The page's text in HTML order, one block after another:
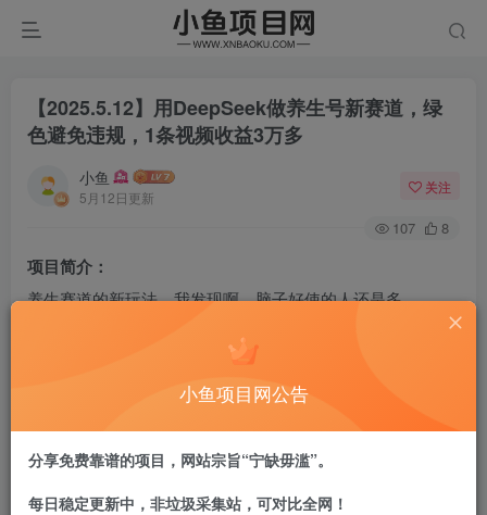
【2025.5.12】用DeepSeek做养生号新赛道，绿
色避免违规，1条视频收益3万多
小鱼
5月12日更新
关注
107 8
项目简介：
养生赛道的新玩法，我发现啊，脑子好使的人还是多。
跟着步骤操作，你们也一样能流量大爆
课程目录：
1、项目介绍+项目准备
2、项目实操+变现方式
小鱼项目网公告
分享免费靠谱的项目，网站宗旨“宁缺毋滥”。
每日稳定更新中，非垃圾采集站，可对比全网！